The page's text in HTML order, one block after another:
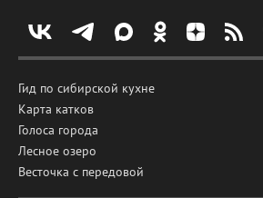
Гид по сибирской кухне
Карта катков
Голоса города
Лесное озеро
Весточка с передовой